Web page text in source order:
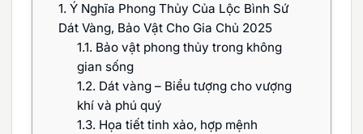
1. Ý Nghĩa Phong Thủy Của Lộc Bình Sứ
Dát Vàng, Bảo Vật Cho Gia Chủ 2025
1.1. Bảo vật phong thủy trong không
gian sống
1.2. Dát vàng – Biểu tượng cho vượng
khí và phú quý
1.3. Họa tiết tinh xảo, hợp mệnh